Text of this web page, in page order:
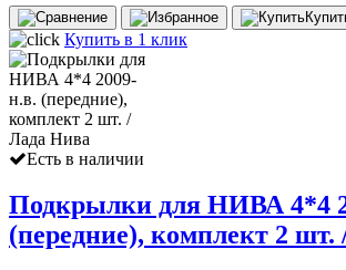
Купить в 1 клик
Есть в наличии
Подкрылки для НИВА 4*4
(передние), комплект 2